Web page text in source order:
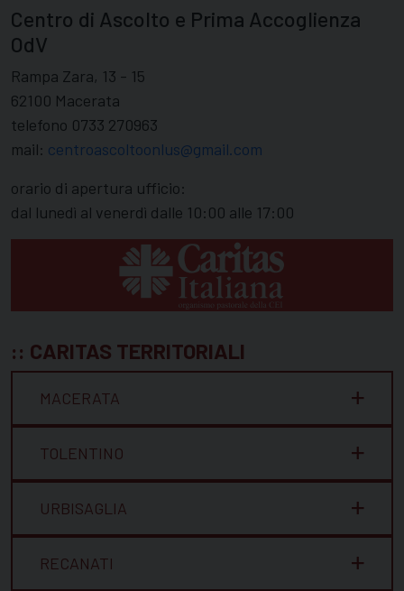
Centro di Ascolto e Prima Accoglienza
OdV
Rampa Zara, 13 - 15
62100 Macerata
telefono 0733 270963
mail: centroascoltoonlus@gmail.com
orario di apertura ufficio:
dal lunedì al venerdì dalle 10:00 alle 17:00
:: CARITAS TERRITORIALI
MACERATA
TOLENTINO
URBISAGLIA
RECANATI